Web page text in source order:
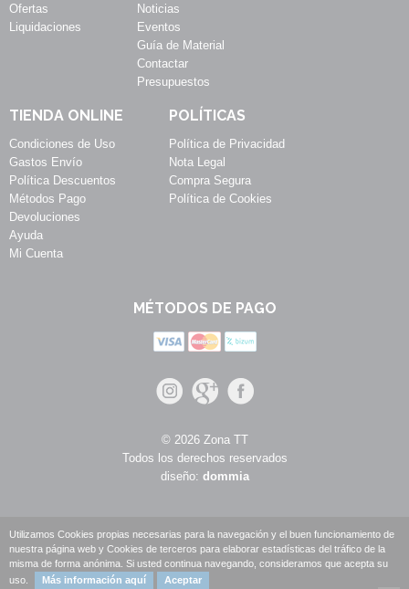
Ofertas
Liquidaciones
Noticias
Eventos
Guía de Material
Contactar
Presupuestos
TIENDA ONLINE
Condiciones de Uso
Gastos Envío
Política Descuentos
Métodos Pago
Devoluciones
Ayuda
Mi Cuenta
POLÍTICAS
Política de Privacidad
Nota Legal
Compra Segura
Política de Cookies
MÉTODOS DE PAGO
© 2026 Zona TT
Todos los derechos reservados
diseño: dommia
Utilizamos Cookies propias necesarias para la navegación y el buen funcionamiento de
nuestra página web y Cookies de terceros para elaborar estadísticas del tráfico de la
misma de forma anónima. Si usted continua navegando, consideramos que acepta su
uso.
Más información aquí Aceptar